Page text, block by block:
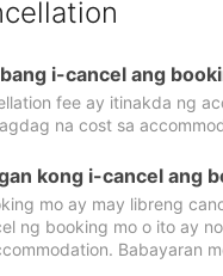
i-cancel ang
fee ay itinakda ng
na cost sa
kong i-cancel ang
mo ay may libreng
ng booking mo o ito ay
Babayaran